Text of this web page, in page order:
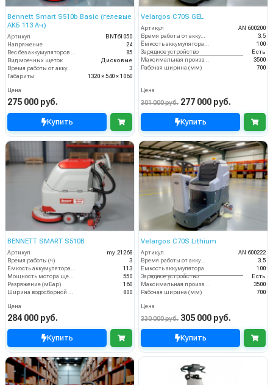
Bennett Smart S510b Basic (гелевые
АКБ 113 Ач)
Артикул
BNT61050
Напряжение
24
85
Вид моечных щеток
Дисковые
Время работы от аккумуляторов (ч)
3
Габариты
1320 × 540 × 1060
Цена
275 000 руб.
Купить
Velargos C70S GEL
Артикул
AN 600200
Время работы от аккумуляторов (ч)
3.5
100
Зарядное устройство
Есть
3500
Рабочая ширина (мм)
700
Цена
301 000 руб. 277 000 руб.
Купить
BENNETT SMART S510B
Артикул
my.21268
Время работы (ч)
3
113
550
Разряжение (мБар)
160
800
Цена
284 000 руб.
Купить
Velargos C70S Lithium
Артикул
AN 600222
Время работы от аккумуляторов (ч)
3.5
100
Зарядное устройство
Есть
3500
Рабочая ширина (мм)
700
Цена
330 000 руб. 305 000 руб.
Купить